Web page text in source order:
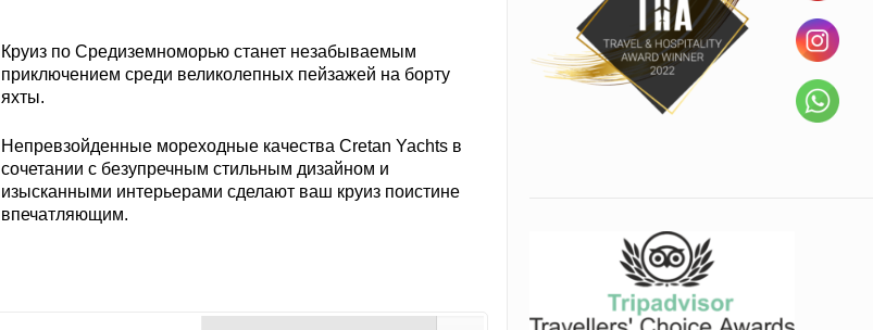
Круиз по Средиземноморью станет незабываемым
приключением среди великолепных пейзажей на борту
яхты.
Непревзойденные мореходные качества Cretan Yachts в
сочетании с безупречным стильным дизайном и
изысканными интерьерами сделают ваш круиз поистине
впечатляющим.